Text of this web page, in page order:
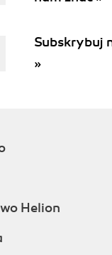
Subskrybuj
»
Helion